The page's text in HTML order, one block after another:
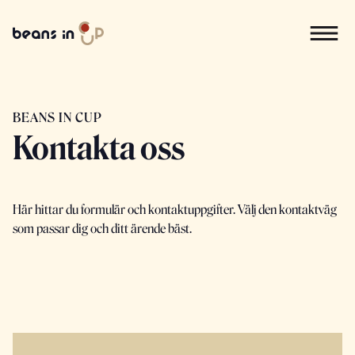
BEANS IN CUP
Kontakta oss
Här hittar du formulär och kontaktuppgifter. Välj den kontaktväg
som passar dig och ditt ärende bäst.